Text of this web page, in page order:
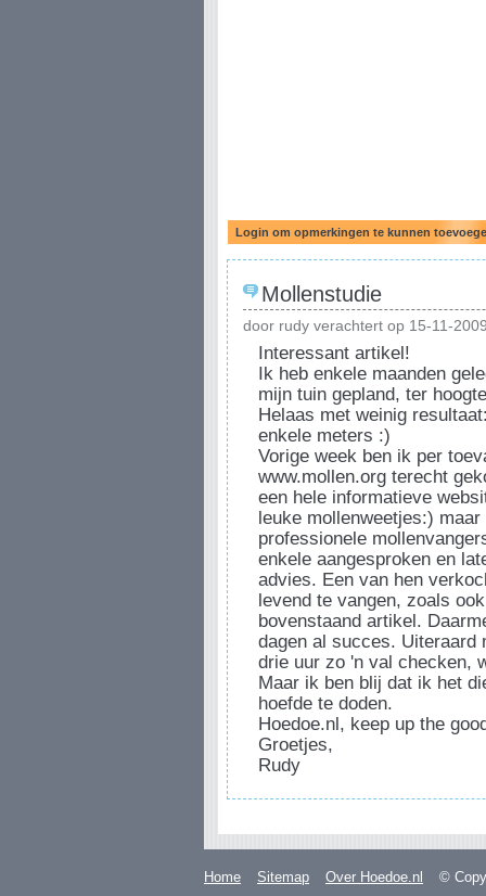
Mollenstudie
door rudy verachtert op 15-11-
Interessant artikel!
Ik heb enkele maanden
mijn tuin gepland, ter
Helaas met weinig
enkele meters :)
Vorige week ben ik per
www.mollen.org terecht
een hele informatieve
leuke mollenweetjes:)
professionele
enkele aangesproken en
advies. Een van hen
levend te vangen, zoals
bovenstaand artikel.
dagen al succes. Uiteraard
drie uur zo 'n val checken,
Maar ik ben blij dat ik het
hoefde te doden.
Hoedoe.nl, keep up the
Groetjes,
Rudy
Home Sitemap Over Hoedoe.nl ©